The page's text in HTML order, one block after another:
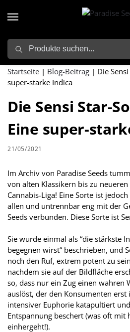
Startseite | Blog-Beitrag | Die
super-starke Indica
Die Sensi Star-
Eine super-
21/05/2021
Im Archiv von Paradise Seeds
von alten Klassikern bis zu
Cannabis-Liga! Eine Sorte ist
allen und untrennbar eng mit der
Seeds verbunden. Diese Sorte ist
Sie wurde einmal als “die stärkste
begegnen wirst“ beschrieben, und
noch den Ruf, extrem potent zu
nachdem sie auf der Bildfläche
so, dass nur ein Zug einen wahren
auslöst, der den Konsumenten erst
intensiver Euphorie katapultiert
Entspannung beschert (was oft mit
einhergeht!).